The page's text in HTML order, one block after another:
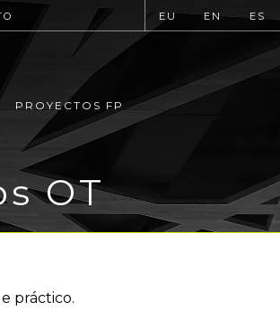
EU EN ES
PROYECTOS FP
OT
práctico.